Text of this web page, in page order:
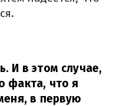
И в этом случае,
факта, что я
в первую